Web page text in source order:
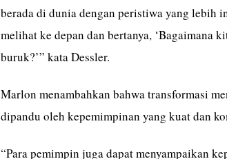
berada di dunia dengan peristiwa yang lebih
melihat ke depan dan bertanya, ‘Bagaimana
buruk?’” kata Dessler.
Marlon menambahkan bahwa transformasi
dipandu oleh kepemimpinan yang kuat dan
“Para pemimpin juga dapat menyampaikan